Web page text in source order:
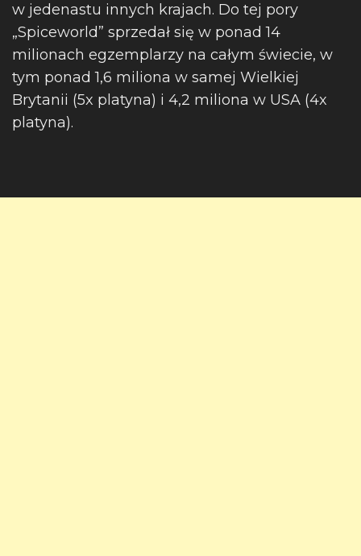
w jedenastu innych krajach. Do tej pory
„Spiceworld” sprzedał się w ponad 14
milionach egzemplarzy na całym świecie, w
tym ponad 1,6 miliona w samej Wielkiej
Brytanii (5x platyna) i 4,2 miliona w USA (4x
platyna).